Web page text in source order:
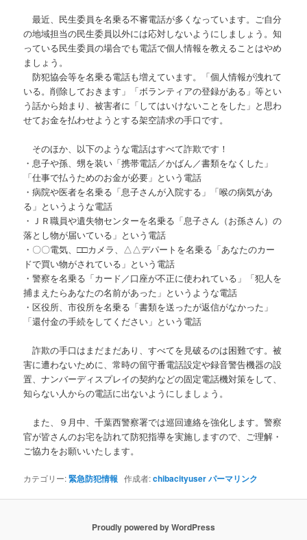
最近、民生委員を名乗る不審電話が多くなっています。ご自分
の地域担当の民生委員以外には応対しないようにしましょう。知
っている民生委員の場合でも電話で個人情報を教えることはやめ
ましょう。
防犯協会等を名乗る電話も増えています。「個人情報が洩れて
いる。削除しておきます」「ボランティアの登録がある」等とい
う話から始まり、被害者に「してはいけないことをした」と思わ
せてお金を払わせようとする架空請求の手口です。
そのほか、以下のような電話はすべて詐欺です！
・息子や孫、甥を装い「携帯電話／かばん／書類をなくした」
「仕事で払うためのお金が必要」という電話
・病院や医者を名乗る「息子さんが入院する」「喉の病気があ
る」というような電話
・ＪＲ職員や遺失物センターを名乗る「息子さん（お孫さん）の
落とし物が届いている」という電話
・〇〇電気、□□カメラ、△△デパートを名乗る「あなたのカー
ドで買い物がされている」という電話
・警察を名乗る「カード／口座が不正に使われている」「犯人を
捕まえたらあなたの名前があった」というような電話
・区役所、市役所を名乗る「書類を送ったが返信がなかった」
「還付金の手続をしてください」という電話
詐欺の手口はまだまだあり、すべてを見破るのは困難です。被
害に遭わないために、常時の留守番電話設定や録音警告機器の設
置、ナンバーディスプレイの契約などの固定電話機対策をして、
知らない人からの電話に出ないようにしましょう。
また、９月中、千葉西警察署では巡回連絡を強化します。警察
官が皆さんのお宅を訪れて防犯指導を実施しますので、ご理解・
ご協力をお願いいたします。
カテゴリー:緊急防犯情報 作成者:chibacityuserパーマリンク
Proudly powered by WordPress